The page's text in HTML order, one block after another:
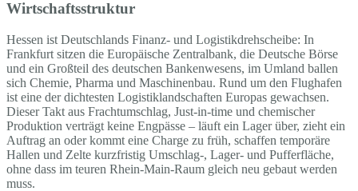
Wirtschaftsstruktur
Hessen ist Deutschlands Finanz- und Logistikdrehscheibe: In
Frankfurt sitzen die Europäische Zentralbank, die Deutsche Börse
und ein Großteil des deutschen Bankenwesens, im Umland ballen
sich Chemie, Pharma und Maschinenbau. Rund um den Flughafen
ist eine der dichtesten Logistiklandschaften Europas gewachsen.
Dieser Takt aus Frachtumschlag, Just-in-time und chemischer
Produktion verträgt keine Engpässe – läuft ein Lager über, zieht ein
Auftrag an oder kommt eine Charge zu früh, schaffen temporäre
Hallen und Zelte kurzfristig Umschlag-, Lager- und Pufferfläche,
ohne dass im teuren Rhein-Main-Raum gleich neu gebaut werden
muss.